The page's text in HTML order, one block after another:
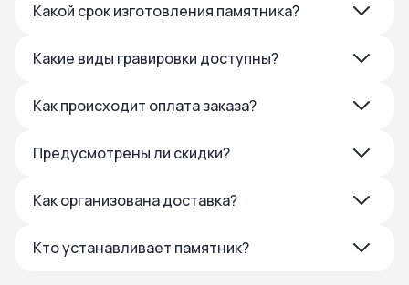
Какой срок изготовления памятника?
Какие виды гравировки доступны?
Как происходит оплата заказа?
Предусмотрены ли скидки?
Как организована доставка?
Кто устанавливает памятник?